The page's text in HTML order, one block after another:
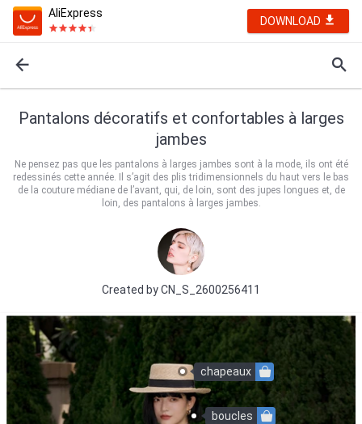
AliExpress
DOWNLOAD
Pantalons décoratifs et confortables à larges
jambes
Ne pensez pas que les pantalons à larges jambes sont à la mode, ils ont été
redessinés cette année. Il s’agit des plis tridimensionnels du haut vers le bas
de la couture médiane de l’avant, qui, de loin, sont des jupes longues et, de
loin, des pantalons à larges jambes.
Created byCN_S_2600256411
chapeaux
boucles